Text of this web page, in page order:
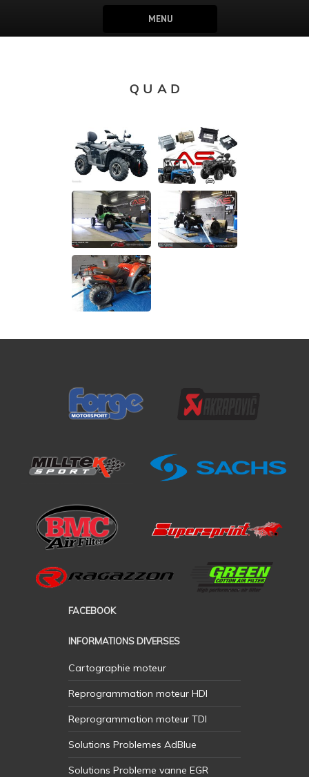
MENU
QUAD
FACEBOOK
INFORMATIONS DIVERSES
Cartographie moteur
Reprogrammation moteur HDI
Reprogrammation moteur TDI
Solutions Problemes AdBlue
Solutions Probleme vanne EGR